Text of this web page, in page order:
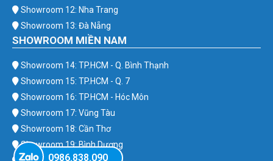
Showroom 12: Nha Trang
Showroom 13: Đà Nẵng
SHOWROOM MIỀN NAM
Showroom 14: TP.HCM - Q. Bình Thạnh
Showroom 15: TP.HCM - Q. 7
Showroom 16: TP.HCM - Hóc Môn
Showroom 17: Vũng Tàu
Showroom 18: Cần Thơ
Showroom 19: Bình Dương
0986.838.090